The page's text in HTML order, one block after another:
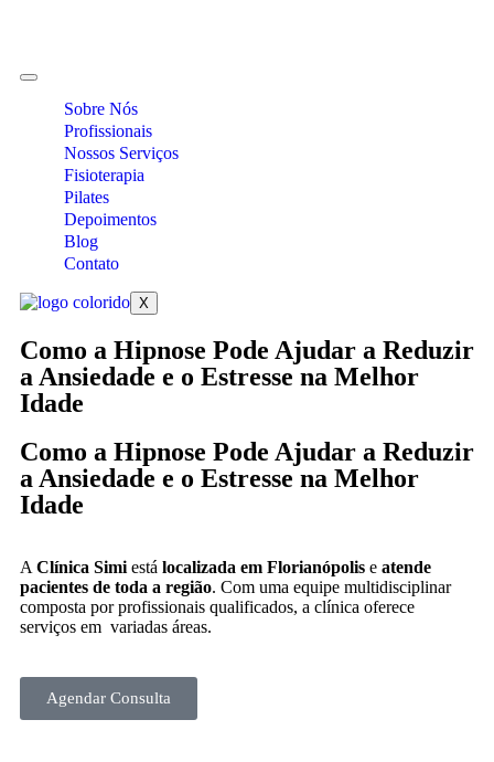
Sobre Nós
Profissionais
Nossos Serviços
Fisioterapia
Pilates
Depoimentos
Blog
Contato
X
Como a Hipnose Pode Ajudar a Reduzir
a Ansiedade e o Estresse na Melhor
Idade
Como a Hipnose Pode Ajudar a Reduzir
a Ansiedade e o Estresse na Melhor
Idade
A Clínica Simi está localizada em Florianópolis e atende
pacientes de toda a região. Com uma equipe multidisciplinar
composta por profissionais qualificados, a clínica oferece
serviços em variadas áreas.
Agendar Consulta